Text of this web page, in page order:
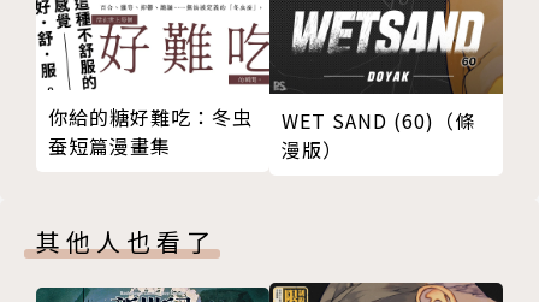
相關著作
《Re:從零開始的異世界生活 第三章 Truth of Zero(0
2)》
《Re:從零開始的異世界生活 第三章 Truth of Zero(0
3)》
譯者簡介
你給的糖好難吃：冬虫
蚕短篇漫畫集
WET SAND (60)（條
漫版）
其他人也看了